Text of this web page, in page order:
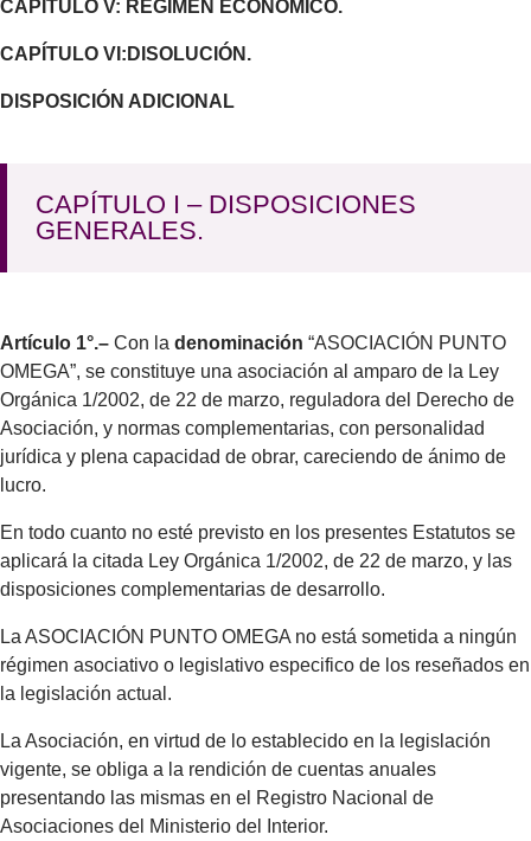
CAPÍTULO V: RÉGIMEN ECONÓMICO.
CAPÍTULO VI:DISOLUCIÓN.
DISPOSICIÓN ADICIONAL
CAPÍTULO I – DISPOSICIONES
GENERALES.
Artículo 1°.– Con la denominación “ASOCIACIÓN PUNTO
OMEGA”, se constituye una asociación al amparo de la Ley
Orgánica 1/2002, de 22 de marzo, reguladora del Derecho de
Asociación, y normas complementarias, con personalidad
jurídica y plena capacidad de obrar, careciendo de ánimo de
lucro.
En todo cuanto no esté previsto en los presentes Estatutos se
aplicará la citada Ley Orgánica 1/2002, de 22 de marzo, y las
disposiciones complementarias de desarrollo.
La ASOCIACIÓN PUNTO OMEGA no está sometida a ningún
régimen asociativo o legislativo especifico de los reseñados en
la legislación actual.
La Asociación, en virtud de lo establecido en la legislación
vigente, se obliga a la rendición de cuentas anuales
presentando las mismas en el Registro Nacional de
Asociaciones del Ministerio del Interior.